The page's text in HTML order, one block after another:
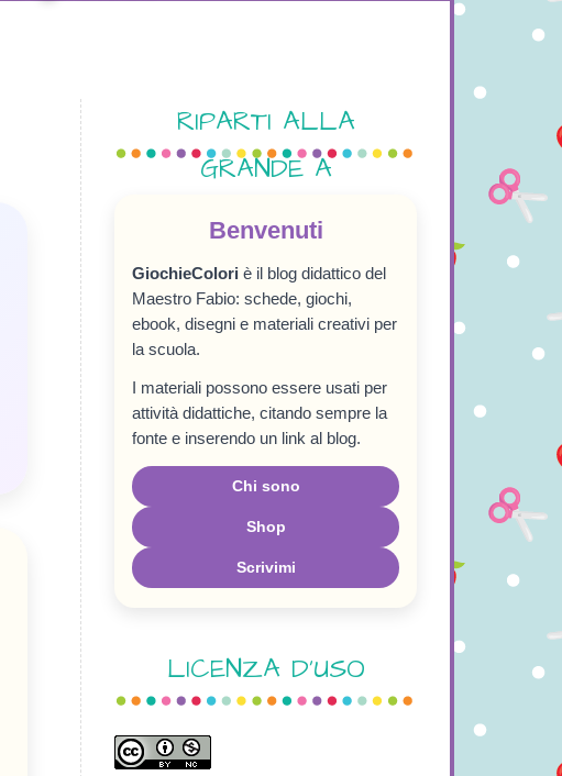
RIPARTI ALLA
GRANDE A
SETTEMBRE!
Benvenuti
GiochieColori è il blog didattico del
Maestro Fabio: schede, giochi,
ebook, disegni e materiali creativi per
la scuola.
I materiali possono essere usati per
attività didattiche, citando sempre la
fonte e inserendo un link al blog.
Chi sono
Shop
Scrivimi
LICENZA D'USO